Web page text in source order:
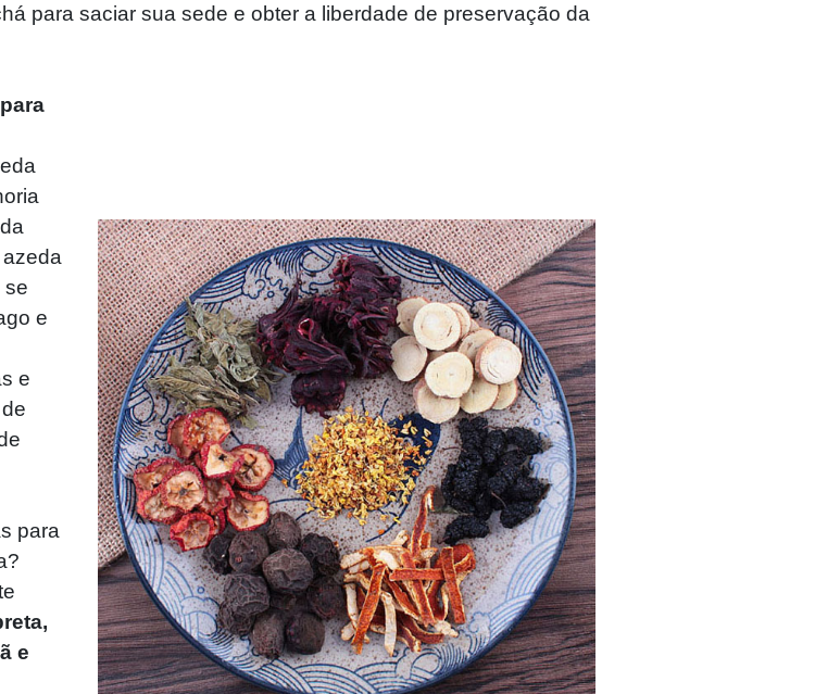
para saciar sua sede e obter a liberdade de preservação da
se
e
e
para
e